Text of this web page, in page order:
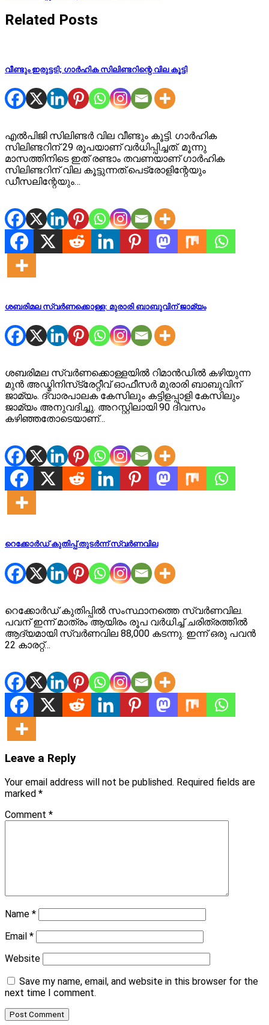
Related Posts
വീണ്ടും ഇരുട്ടടി; ഗാര്‍ഹിക സിലിണ്ടറിന്റെ വില കൂട്ടി
എല്‍പിജി സിലിണ്ടര്‍ വില വീണ്ടും കൂട്ടി. ഗാര്‍ഹിക
സിലിണ്ടറിന് 29 രൂപയാണ് വര്‍ധിപ്പിച്ചത്. മൂന്നു
മാസത്തിനിടെ ഇത് രണ്ടാം തവണയാണ് ഗാര്‍ഹിക
സിലിണ്ടറിന് വില കൂട്ടുന്നത്.പെട്രോളിന്റേയും
ഡീസലിന്റേയും…
ശബരിമല സ്വർണക്കൊള്ള: മുരാരി ബാബുവിന് ജാമ്യം
ശബരിമല സ്വർണക്കൊള്ളയിൽ റിമാൻഡിൽ കഴിയുന്ന
മുൻ അഡ്മിനിസ്‌ട്രേറ്റീവ് ഓഫീസർ മുരാരി ബാബുവിന്
ജാമ്യം. ദ്വാരപാലക കേസിലും കട്ടിളപ്പാളി കേസിലും
ജാമ്യം അനുവദിച്ചു. അറസ്റ്റിലായി 90 ദിവസം
കഴിഞ്ഞതോടെയാണ്…
റെക്കോർഡ് കുതിപ്പ് തുടർന്ന് സ്വർണവില
റെക്കോർഡ് കുതിപ്പിൽ സംസ്ഥാനത്തെ സ്വർണവില.
പവന് ഇന്ന് മാത്രം ആയിരം രൂപ വർധിച്ച് ചരിത്രത്തിൽ
ആദ്യമായി സ്വർണവില 88,000 കടന്നു. ഇന്ന് ഒരു പവൻ
22 കാരറ്റ്…
Leave a Reply
Your email address will not be published. Required fields are
marked *
Comment *
Name *
Email *
Website
Save my name, email, and website in this browser for the
next time I comment.